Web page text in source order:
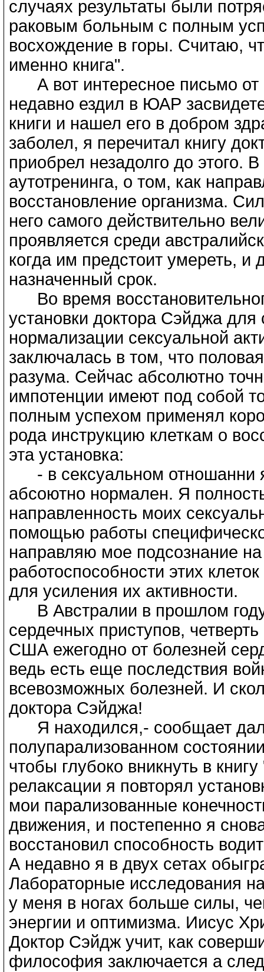
случаях результаты были
раковым больным с полным
восхождение в горы. Считаю,
именно книга".
А вот интересное письмо от
недавно ездил в ЮАР
книги и нашел его в добром
заболел, я перечитал книгу
приобрел незадолго до этого.
аутотренинга, о том, как
восстановление организма.
него самого действительно
проявляется среди
когда им предстоит умереть,
назначенный срок.
Вo время
установки доктора Сэйджа для
нормализации сексуальной
заключалась в том, что
разума. Сейчас абсолютно
импотенции имеют под собой
полным успехом применял
рода инструкцию клеткам о
эта установка:
- в сексуальном отношанни
абсоютно нормален. Я
направленность моих
помощью работы
направляю мое подсознание
работоспособности этих
для усиления их активности.
В Австралии в прошлом
сердечных приступов,
США ежегодно от болезней
ведь есть еще последствия
всевозможных болезней. И
доктора Сэйджа!
Я находился,- сообщает
полупарализованном
чтобы глубоко вникнуть в
релаксации я повторял
мои парализованные
движения, и постепенно я
восстановил способность
А недавно я в двух сетах
Лaбoраторные исследования
у меня в ногах больше силы,
энергии и оптимизма. Ииcyc
Доктор Сэйдж учит, как
философия заключается а